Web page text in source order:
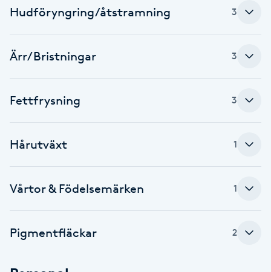
Brynplockning
Bröllopsuppsättning
C
Celluliter
Coachning
D
Hudföryngring/åtstramning 3
Ärr/Bristningar 3
Fettfrysning 3
Hårutväxt 1
Vårtor & Födelsemärken 1
Pigmentfläckar 2